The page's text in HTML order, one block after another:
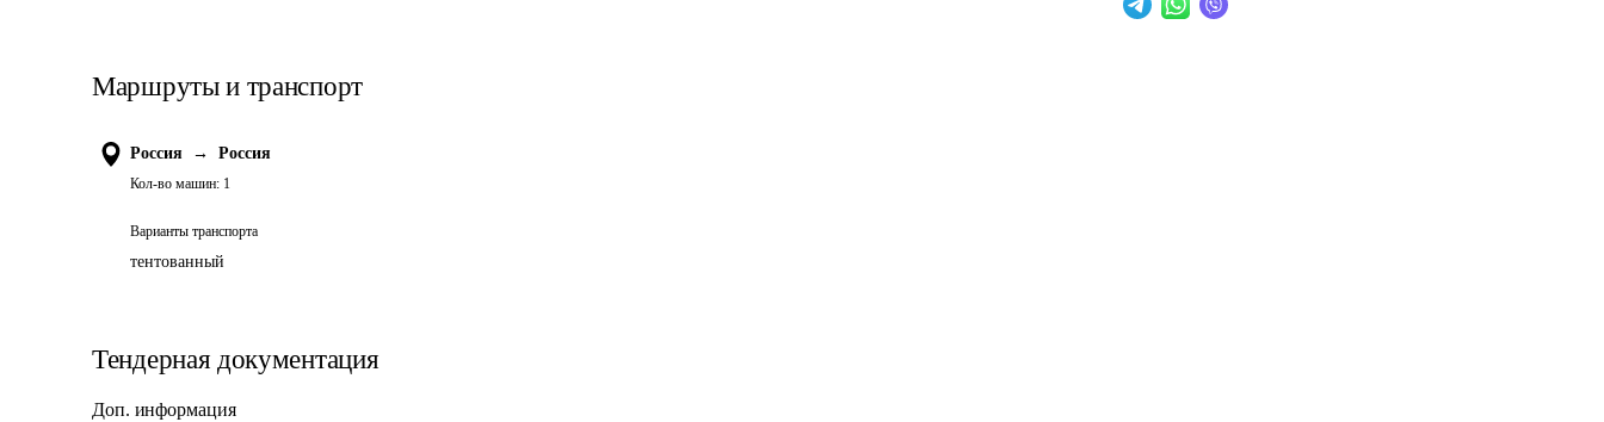
Маршруты и транспорт
Россия → Россия
Кол-во машин: 1
Варианты транспорта
тентованный
Тендерная документация
Доп. информация